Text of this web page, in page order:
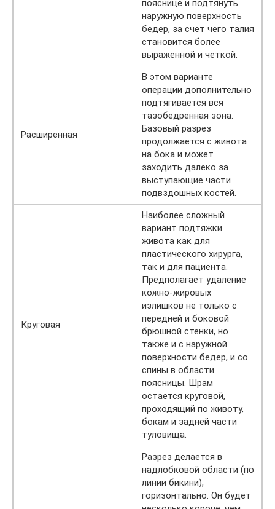
пояснице и подтянуть
наружную поверхность
бедер, за счет чего талия
становится более
выраженной и четкой.
Расширенная
В этом варианте
операции дополнительно
подтягивается вся
тазобедренная зона.
Базовый разрез
продолжается с живота
на бока и может
заходить далеко за
выступающие части
подвздошных костей.
Круговая
Наиболее сложный
вариант подтяжки
живота как для
пластического хирурга,
так и для пациента.
Предполагает удаление
кожно-жировых
излишков не только с
передней и боковой
брюшной стенки, но
также и с наружной
поверхности бедер, и со
спины в области
поясницы. Шрам
остается круговой,
проходящий по животу,
бокам и задней части
туловища.
Разрез делается в
надлобковой области (по
линии бикини),
горизонтально. Он будет